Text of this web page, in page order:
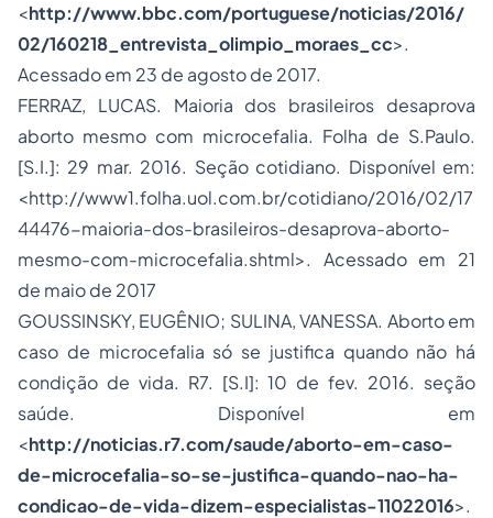
<http://www.bbc.com/portuguese/noticias/2016/
02/160218_entrevista_olimpio_moraes_cc>.
Acessado em 23 de agosto de 2017.
FERRAZ, LUCAS. Maioria dos brasileiros desaprova
aborto mesmo com microcefalia. Folha de S.Paulo.
[S.I.]: 29 mar. 2016. Seção cotidiano. Disponível em:
<http://www1.folha.uol.com.br/cotidiano/2016/02/17
44476-maioria-dos-brasileiros-desaprova-aborto-
mesmo-com-microcefalia.shtml>. Acessado em 21
de maio de 2017
GOUSSINSKY, EUGÊNIO; SULINA, VANESSA. Aborto em
caso de microcefalia só se justifica quando não há
condição de vida. R7. [S.I]: 10 de fev. 2016. seção
saúde. Disponível em
<http://noticias.r7.com/saude/aborto-em-caso-
de-microcefalia-so-se-justifica-quando-nao-ha-
condicao-de-vida-dizem-especialistas-11022016>.